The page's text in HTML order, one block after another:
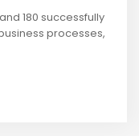
180 successfully
processes,